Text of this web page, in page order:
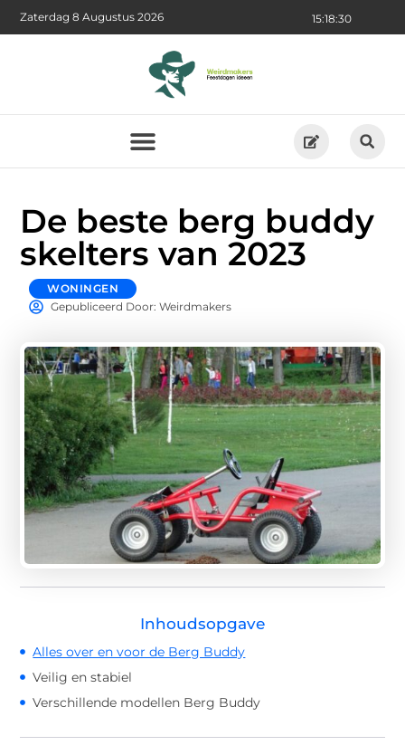
15:18:31
Zaterdag 8 Augustus 2026
De beste berg buddy
skelters van 2023
WONINGEN
Gepubliceerd Door: Weirdmakers
Inhoudsopgave
Alles over en voor de Berg Buddy
Veilig en stabiel
Verschillende modellen Berg Buddy